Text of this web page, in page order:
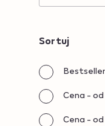
Sortuj
sorting
orders
Bestseller
Cena -
Cena -